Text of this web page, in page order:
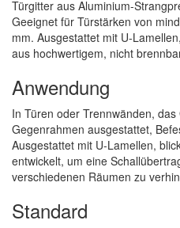
Türgitter aus Aluminium-
Geeignet für Türstärken von
mm. Ausgestattet mit U-
aus hochwertigem, nicht
Anwendung
In Türen oder Trennwänden,
Gegenrahmen ausgestattet,
Ausgestattet mit U-Lamellen,
entwickelt, um eine
verschiedenen Räumen zu
Standard